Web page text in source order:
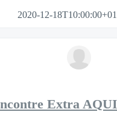
2020-12-
Extra